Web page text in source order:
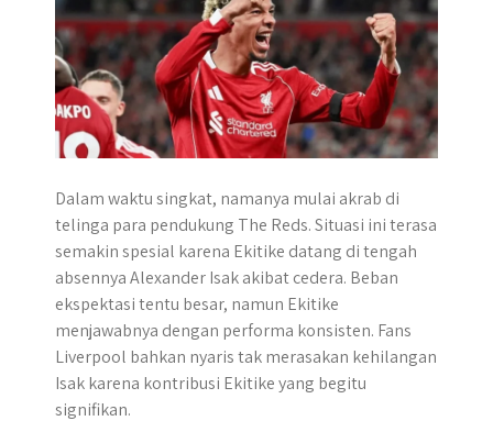
Dalam waktu singkat, namanya mulai akrab di
telinga para pendukung The Reds. Situasi ini terasa
semakin spesial karena Ekitike datang di tengah
absennya Alexander Isak akibat cedera. Beban
ekspektasi tentu besar, namun Ekitike
menjawabnya dengan performa konsisten. Fans
Liverpool bahkan nyaris tak merasakan kehilangan
Isak karena kontribusi Ekitike yang begitu
signifikan.